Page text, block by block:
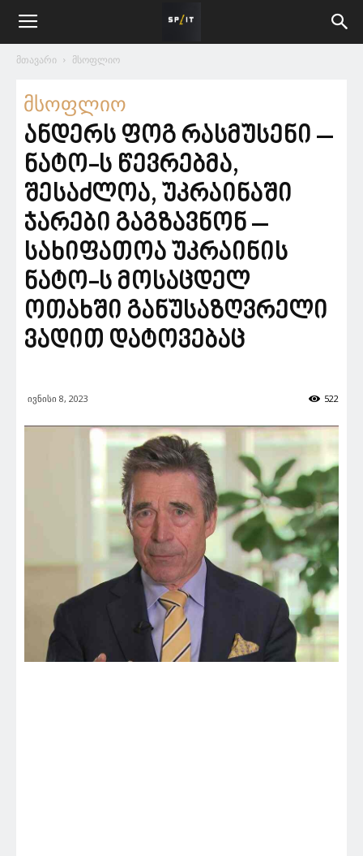
მთავარი მსოფლიო
მსოფლიო
ანდერს ფოგ რასმუსენი –
ნატო-ს წევრებმა,
შესაძლოა, უკრაინაში
ჯარები გაგზავნონ –
სახიფათოა უკრაინის
ნატო-ს მოსაცდელ
ოთახში განუსაზღვრელი
ვადით დატოვებაც
ივნისი 8, 2023 522